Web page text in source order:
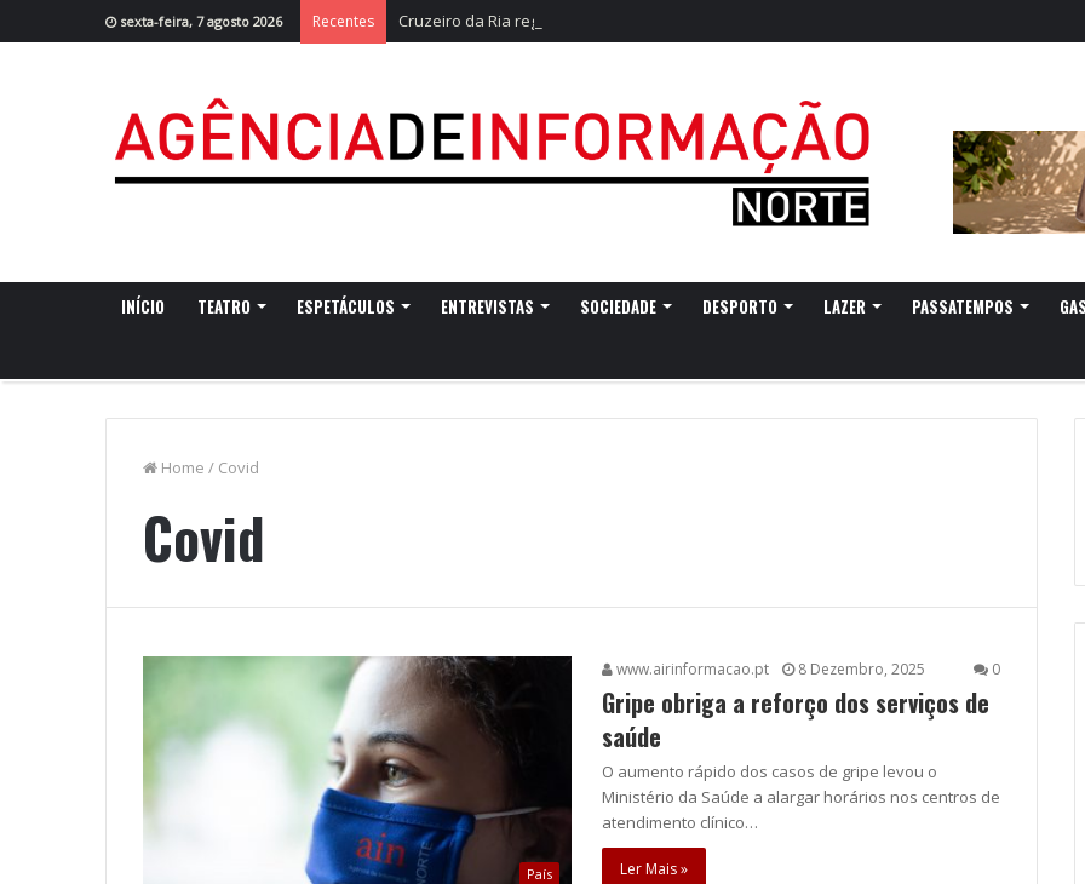
sexta-feira, 7 agosto 2026 Recentes Cruzeiro da Ria regressa a Ovar com experiências náuticas e observação de aves
INÍCIO TEATRO ESPETÁCULOS ENTREVISTAS SOCIEDADE DESPORTO LAZER PASSATEMPOS
Home / Covid
Covid
País
www.airinformacao.pt 8 Dezembro, 2025 0
Gripe obriga a reforço dos serviços de
saúde
O aumento rápido dos casos de gripe levou o
Ministério da Saúde a alargar horários nos centros de
atendimento clínico…
Ler Mais »